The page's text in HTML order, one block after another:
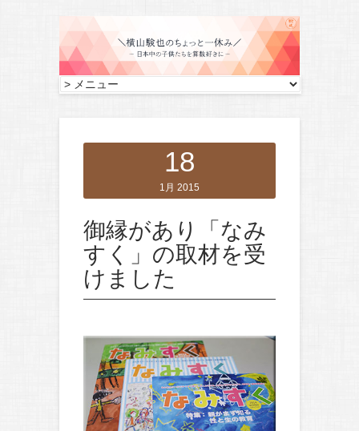
18
1月 2015
御縁があり「なみ
すく」の取材を受
けました